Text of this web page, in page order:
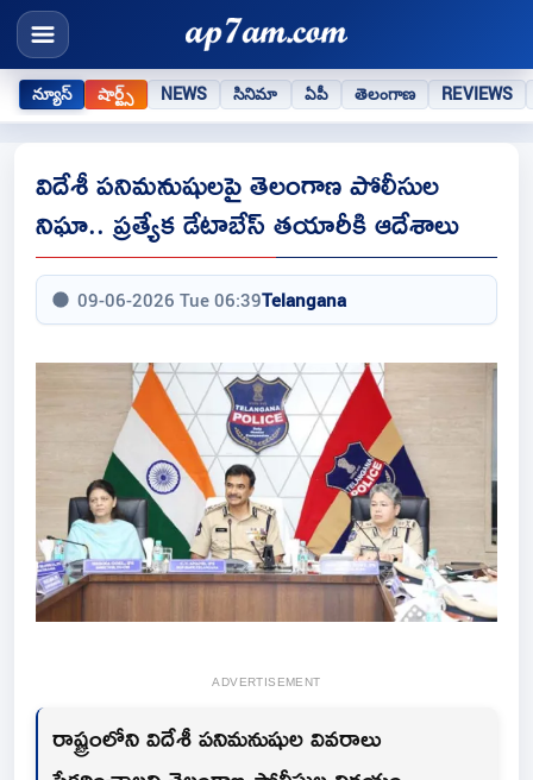
న్యూస్ షార్ట్స్ NEWS సినిమా ఏపీ తెలంగాణ REVIEWS
విదేశీ పనిమనుషులపై తెలంగాణ పోలీసుల
నిఘా.. ప్రత్యేక డేటాబేస్ తయారీకి ఆదేశాలు
09-06-2026 Tue 06:39Telangana
ADVERTISEMENT
రాష్ట్రంలోని విదేశీ పనిమనుషుల వివరాలు